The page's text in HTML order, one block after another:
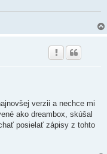
verzii a nechce mi
ako dreambox, skúšal
posielať zápisy z tohto